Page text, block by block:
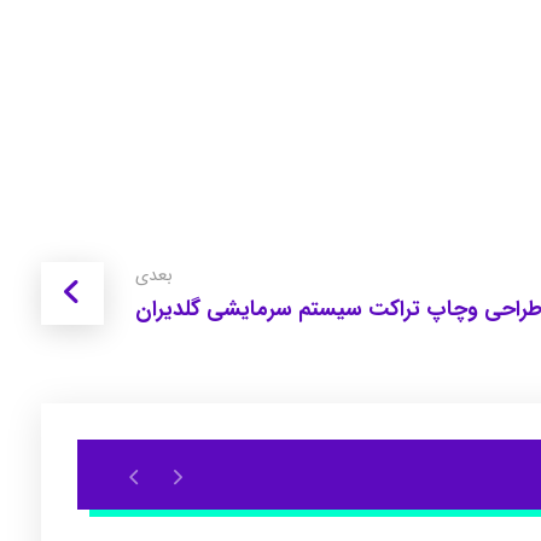
بعدی
طراحی وچاپ تراکت سیستم سرمایشی گلدیران